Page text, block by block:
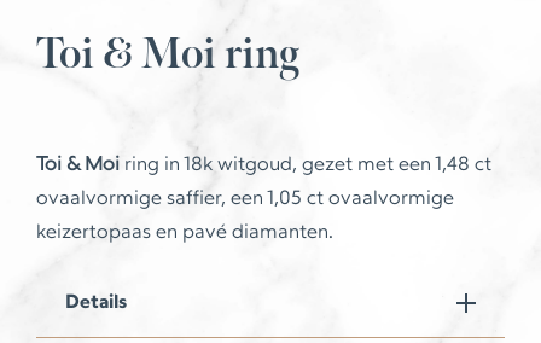
Toi & Moi ring
Toi & Moi ring in 18k witgoud, gezet met een 1,48 ct
ovaalvormige saffier, een 1,05 ct ovaalvormige
keizertopaas en pavé diamanten.
Details